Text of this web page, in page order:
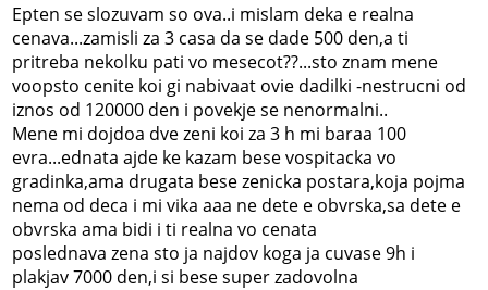
Epten se slozuvam so ova..i mislam deka e realna
cenava...zamisli za 3 casa da se dade 500 den,a ti
pritreba nekolku pati vo mesecot??...sto znam mene
voopsto cenite koi gi nabivaat ovie dadilki -nestrucni od
iznos od 120000 den i povekje se nenormalni..
Mene mi dojdoa dve zeni koi za 3 h mi baraa 100
evra...ednata ajde ke kazam bese vospitacka vo
gradinka,ama drugata bese zenicka postara,koja pojma
nema od deca i mi vika aaa ne dete e obvrska,sa dete e
obvrska ama bidi i ti realna vo cenata
poslednava zena sto ja najdov koga ja cuvase 9h i
plakjav 7000 den,i si bese super zadovolna